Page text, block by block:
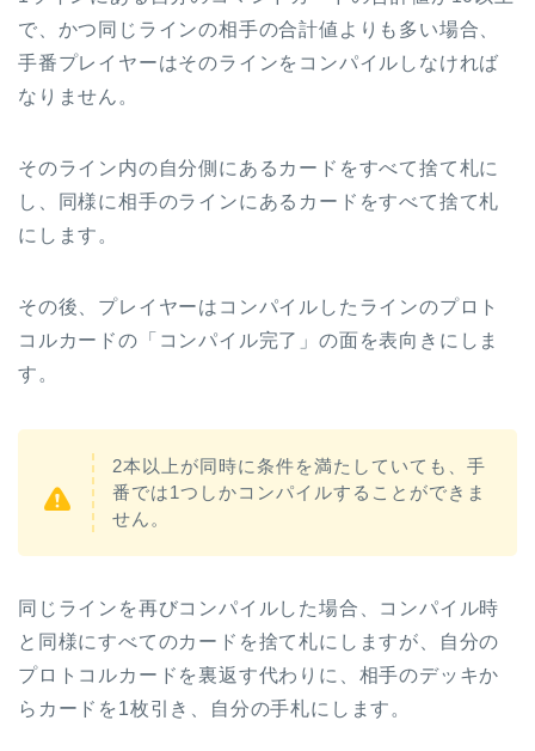
で、かつ同じラインの相手の合計値よりも多い場合、
手番プレイヤーはそのラインをコンパイルしなければ
なりません。
そのライン内の自分側にあるカードをすべて捨て札に
し、同様に相手のラインにあるカードをすべて捨て札
にします。
その後、プレイヤーはコンパイルしたラインのプロト
コルカードの「コンパイル完了」の面を表向きにしま
す。
2本以上が同時に条件を満たしていても、手
番では1つしかコンパイルすることができま
せん。
同じラインを再びコンパイルした場合、コンパイル時
と同様にすべてのカードを捨て札にしますが、自分の
プロトコルカードを裏返す代わりに、相手のデッキか
らカードを1枚引き、自分の手札にします。